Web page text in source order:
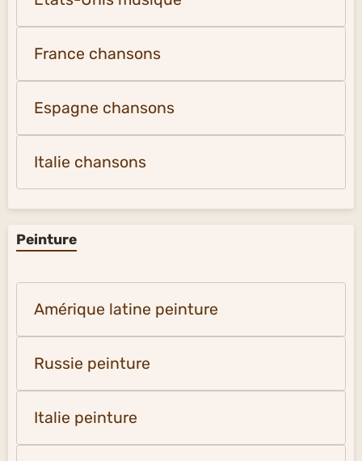
France chansons
Espagne chansons
Italie chansons
Peinture
Amérique latine peinture
Russie peinture
Italie peinture